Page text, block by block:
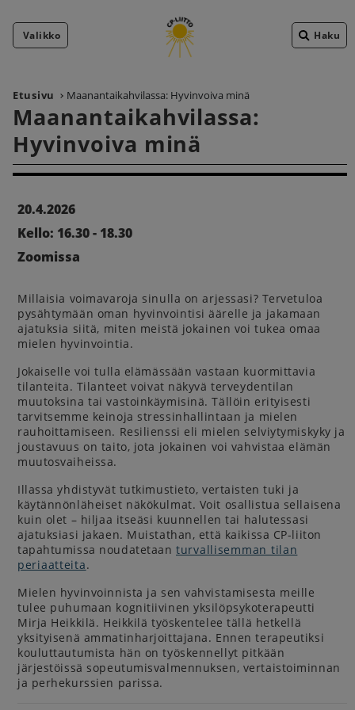
Valikko Haku
Etusivu Maanantaikahvilassa: Hyvinvoiva minä
Maanantaikahvilassa:
Hyvinvoiva minä
20.4.2026
Kello: 16.30 - 18.30
Zoomissa
Millaisia voimavaroja sinulla on arjessasi? Tervetuloa
pysähtymään oman hyvinvointisi äärelle ja jakamaan
ajatuksia siitä, miten meistä jokainen voi tukea omaa
mielen hyvinvointia.
Jokaiselle voi tulla elämässään vastaan kuormittavia
tilanteita. Tilanteet voivat näkyvä terveydentilan
muutoksina tai vastoinkäymisinä. Tällöin erityisesti
tarvitsemme keinoja stressinhallintaan ja mielen
rauhoittamiseen. Resilienssi eli mielen selviytymiskyky ja
joustavuus on taito, jota jokainen voi vahvistaa elämän
muutosvaiheissa.
Illassa yhdistyvät tutkimustieto, vertaisten tuki ja
käytännönläheiset näkökulmat. Voit osallistua sellaisena
kuin olet – hiljaa itseäsi kuunnellen tai halutessasi
ajatuksiasi jakaen. Muistathan, että kaikissa CP-liiton
tapahtumissa noudatetaan turvallisemman tilan
periaatteita.
Mielen hyvinvoinnista ja sen vahvistamisesta meille
tulee puhumaan kognitiivinen yksilöpsykoterapeutti
Mirja Heikkilä. Heikkilä työskentelee tällä hetkellä
yksityisenä ammatinharjoittajana. Ennen terapeutiksi
kouluttautumista hän on työskennellyt pitkään
järjestöissä sopeutumisvalmennuksen, vertaistoiminnan
ja perhekurssien parissa.